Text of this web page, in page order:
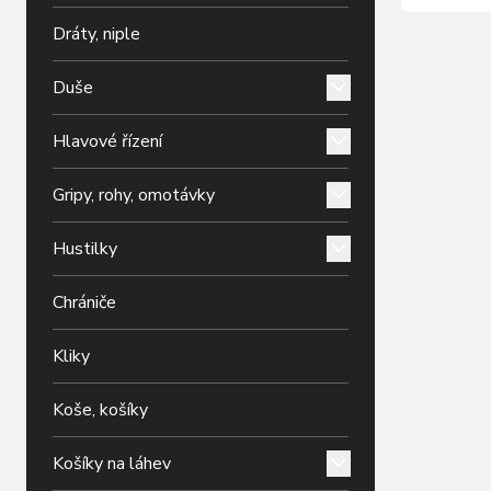
Dráty, niple
Duše
Hlavové řízení
Gripy, rohy, omotávky
Hustilky
Chrániče
Kliky
Koše, košíky
Košíky na láhev